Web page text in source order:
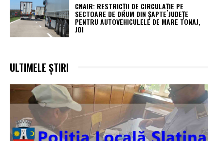
CNAIR: RESTRICȚII DE CIRCULAȚIE PE
SECTOARE DE DRUM DIN ȘAPTE JUDEȚE
PENTRU AUTOVEHICULELE DE MARE TONAJ,
JOI
ULTIMELE ȘTIRI